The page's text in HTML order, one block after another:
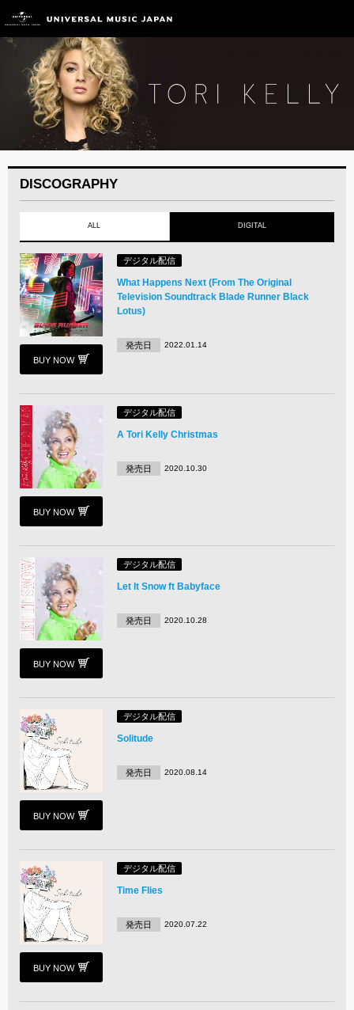
DISCOGRAPHY
ALL DIGITAL
BUY NOW
デジタル配信
What Happens Next (From The Original
Television Soundtrack Blade Runner Black
Lotus)
発売日 2022.01.14
BUY NOW
デジタル配信
A Tori Kelly Christmas
発売日 2020.10.30
BUY NOW
デジタル配信
Let It Snow ft Babyface
発売日 2020.10.28
BUY NOW
デジタル配信
Solitude
発売日 2020.08.14
BUY NOW
デジタル配信
Time Flies
発売日 2020.07.22